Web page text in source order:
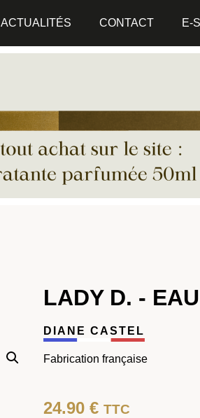
ACTUALITÉS CONTACT E-
LADY D. -
DIANE CASTEL
Fabrication française
24.90 € TTC